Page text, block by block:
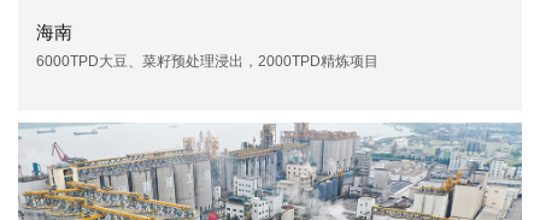
海南
6000TPD大豆、菜籽预处理浸出，2000TPD精炼项目